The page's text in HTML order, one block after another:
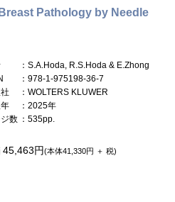
Pathology by Needle
：S.A.Hoda, R.S.Hoda & E.Zhong
：978-1-975198-36-7
：WOLTERS KLUWER
：2025年
数 ：535pp.
45,463円(本体41,330円 ＋ 税)